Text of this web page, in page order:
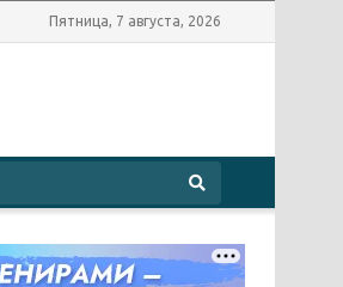
Пятница, 7 августа, 2026